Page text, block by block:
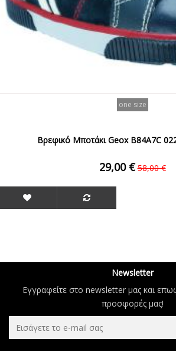
one size
Βρεφικό Μποτάκι Geox B84A7C
29,00 € 58,00 €
Newsletter
Εγγραφείτε στο newsletter μας και
προσφορές μας!